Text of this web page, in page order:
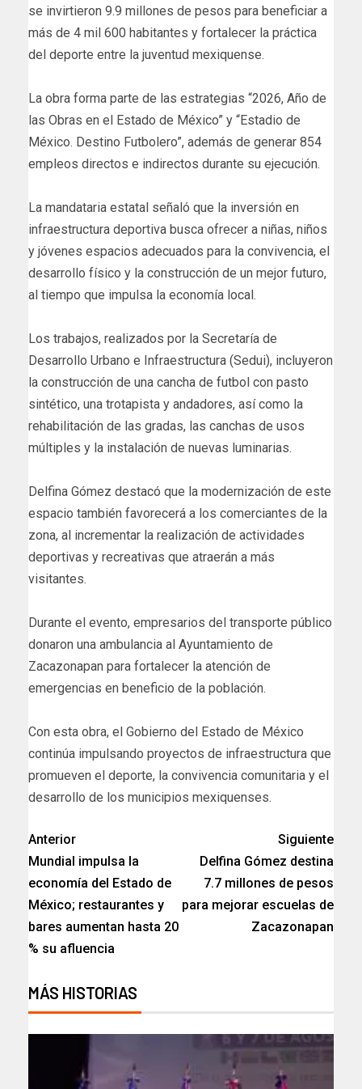
se invirtieron 9.9 millones de pesos para beneficiar a
más de 4 mil 600 habitantes y fortalecer la práctica
del deporte entre la juventud mexiquense.
La obra forma parte de las estrategias “2026, Año de
las Obras en el Estado de México” y “Estadio de
México. Destino Futbolero”, además de generar 854
empleos directos e indirectos durante su ejecución.
La mandataria estatal señaló que la inversión en
infraestructura deportiva busca ofrecer a niñas, niños
y jóvenes espacios adecuados para la convivencia, el
desarrollo físico y la construcción de un mejor futuro,
al tiempo que impulsa la economía local.
Los trabajos, realizados por la Secretaría de
Desarrollo Urbano e Infraestructura (Sedui), incluyeron
la construcción de una cancha de futbol con pasto
sintético, una trotapista y andadores, así como la
rehabilitación de las gradas, las canchas de usos
múltiples y la instalación de nuevas luminarias.
Delfina Gómez destacó que la modernización de este
espacio también favorecerá a los comerciantes de la
zona, al incrementar la realización de actividades
deportivas y recreativas que atraerán a más
visitantes.
Durante el evento, empresarios del transporte público
donaron una ambulancia al Ayuntamiento de
Zacazonapan para fortalecer la atención de
emergencias en beneficio de la población.
Con esta obra, el Gobierno del Estado de México
continúa impulsando proyectos de infraestructura que
promueven el deporte, la convivencia comunitaria y el
desarrollo de los municipios mexiquenses.
Anterior
Mundial impulsa la
economía del Estado de
México; restaurantes y
bares aumentan hasta 20
% su afluencia
Siguiente
Delfina Gómez destina
7.7 millones de pesos
para mejorar escuelas de
Zacazonapan
MÁS HISTORIAS